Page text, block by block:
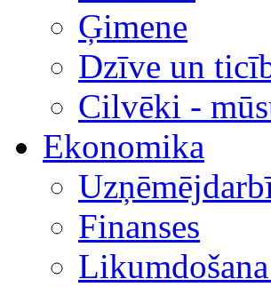
Ģimene
Dzīve un
Cilvēki -
Ekonomika
Finanses